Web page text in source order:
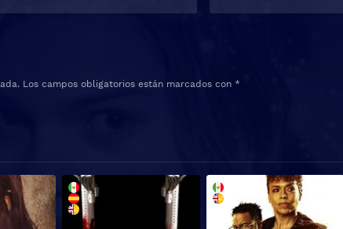
Los campos obligatorios están marcados con *